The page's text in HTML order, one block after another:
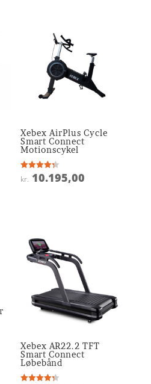
Xebex AirPlus Cycle
Smart Connect
Motionscykel
Vurderet
4.3
kr. 10.195,00
Xebex AR22.2 TFT
Smart Connect
Løbebånd